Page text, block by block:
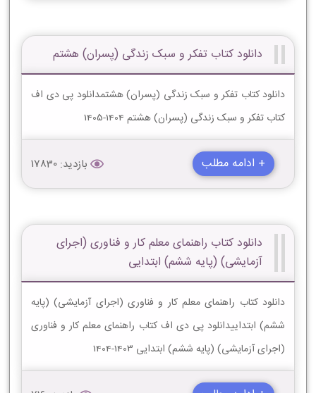
دانلود کتاب تفکر و سبک زندگی (پسران) هشتم
دانلود کتاب تفکر و سبک زندگی (پسران) هشتمدانلود پی دی اف
کتاب تفکر و سبک زندگی (پسران) هشتم 1404-1405
+ ادامه مطلب بازدید: 17830
دانلود کتاب راهنمای معلم کار و فناوری (اجرای
آزمایشی) (پایه ششم) ابتدایی
دانلود کتاب راهنمای معلم کار و فناوری (اجرای آزمایشی) (پایه
ششم) ابتداییدانلود پی دی اف کتاب راهنمای معلم کار و فناوری
(اجرای آزمایشی) (پایه ششم) ابتدایی 1403-1404